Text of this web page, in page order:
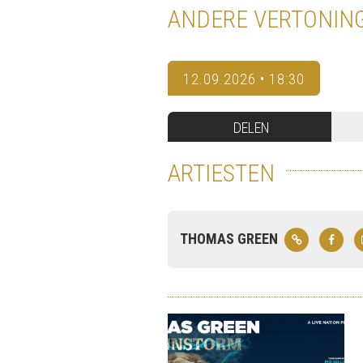
ANDERE
12.09.2026 • 18:30
DELEN
ARTIESTEN
THOMAS GREEN